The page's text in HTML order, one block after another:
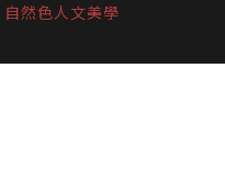
自然色人文美學